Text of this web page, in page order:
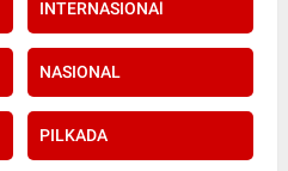
INTERNASIONAl
NASIONAL
PILKADA